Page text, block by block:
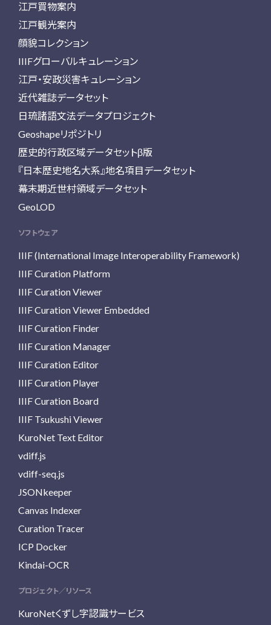
江戸買物案内
江戸観光案内
顔貌コレクション
IIIFグローバルキュレーション
江戸・安政災害キュレーション
近代雑誌データセット
日琉諸語文法データプロジェクト
Geoshapeリポジトリ
歴史的行政区域データセットβ版
『日本歴史地名大系』地名項目データセット
幕末期近世村領域データセット
GeoLOD
ソフトウェア
IIIF (International Image Interoperability Framework)
IIIF Curation Platform
IIIF Curation Viewer
IIIF Curation Viewer Embedded
IIIF Curation Finder
IIIF Curation Manager
IIIF Curation Editor
IIIF Curation Player
IIIF Curation Board
IIIF Tsukushi Viewer
KuroNet Text Editor
vdiff.js
vdiff-seq.js
JSONkeeper
Canvas Indexer
Curation Tracer
ICP Docker
Kindai-OCR
プロジェクト／リソース
KuroNetくずし字認識サービス